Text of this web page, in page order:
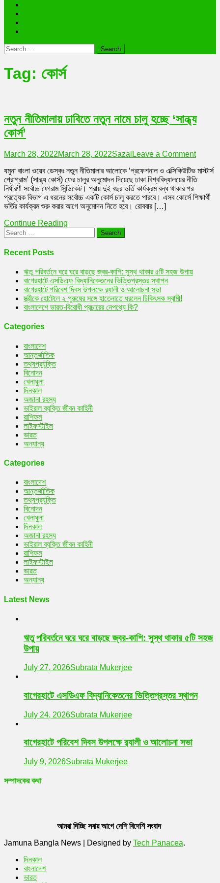
Search
for:
Tag: কোর্স
নতুন নীতিমালায় ঢাবিতে নতুন নামে চালু হচ্ছে ‘সান্ধ্য
কোর্স’
March 28, 2022March 28, 2022Sazal Leave a Commenton
নীতিমালায়
ঢাবিতে
নামে
যমুনা বাংলা ওয়েব ডেস্কঃ নতুন নীতিমালার আলোকে ‘প্রফেশনাল ও এক্সিকিউটিভ মাস্টার্স
প্রোগ্রাম’ (সান্ধ্য কোর্স) ফের চালুর অনুমোদন দিয়েছে ঢাকা বিশ্ববিদ্যালয়ের নীতি
নির্ধারণী সর্বোচ্চ ফোরাম সিন্ডিকেট। প্রায় দুই বছর ভর্তি কার্যক্রম বন্ধ থাকার পর
প্রত্যেক বিভাগ এ ধরনের সর্বোচ্চ একটি কোর্স চালু করতে পারবে। এসব কোর্সে শিক্ষার্থী
ভর্তির কার্যক্রম শুরু করার আগে অনুমোদন নিতে হবে। রোববার […]
Continue Reading
Search
for:
Recent Posts
ঋতু পরিবর্তনে ঘরে ঘরে বাড়ছে জ্বর-কাশি: সুস্থ থাকার ৫টি সহজ উপায়
বাগেরহাটে এসডিএফ বিদ্যানিকেতনের ভিত্তিপ্রস্তর স্থাপন
বাগেরহাটে পরিবেশ দিবস উপলক্ষে র‌্যালী ও আলোচনা সভা
স্ত্রীকে হোটেলে ২ পুরুষের সঙ্গে হাতেনাতে ধরলেন চিকিৎসক স্বামী!
বাংলাদেশে ভারত-বিরোধী প্রচারের নেপথ্যে কি?
Categories
বাংলাদেশ
আন্তর্জাতিক
তথ্যপ্রযুক্তি
বিনোদন
খেলাধুলা
দিনকাল
অজানা রহস্য
ভাইরাল ব্যক্তি জীবন কাহিনী
রাশিফল
লাইফস্টাইল
ভারত
অন্যান্য
Categories
বাংলাদেশ
আন্তর্জাতিক
তথ্যপ্রযুক্তি
বিনোদন
খেলাধুলা
দিনকাল
অজানা রহস্য
ভাইরাল ব্যক্তি জীবন কাহিনী
রাশিফল
লাইফস্টাইল
ভারত
অন্যান্য
Latest News
ঋতু পরিবর্তনে ঘরে ঘরে বাড়ছে জ্বর-কাশি: সুস্থ থাকার ৫টি সহজ
উপায়
July 27, 2026Subrata Mukerjee
বাগেরহাটে এসডিএফ বিদ্যানিকেতনের ভিত্তিপ্রস্তর স্থাপন
July 24, 2026Subrata Mukerjee
বাগেরহাটে পরিবেশ দিবস উপলক্ষে র‌্যালী ও আলোচনা সভা
July 9, 2026Subrata Mukerjee
সম্পাদকের কথা
আমরা দিচ্ছি সবার আগে দেশি বিদেশি সংবাদ
Jamuna Bangla News
Designed by Tech Panacea.
দিনকাল
বাংলাদেশ
ভারত